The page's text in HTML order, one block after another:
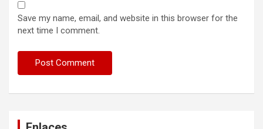
Save my name, email, and website in this browser for the
next time I comment.